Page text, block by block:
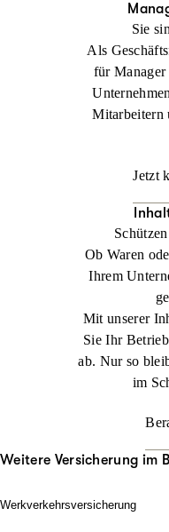
Sie
Als
für
Mitarbeitern
Jetzt
Ob Waren
Ihrem
Mit unserer
Sie Ihr
ab. Nur so
im
Weitere Versicherung im
Werkverkehrsversicherung